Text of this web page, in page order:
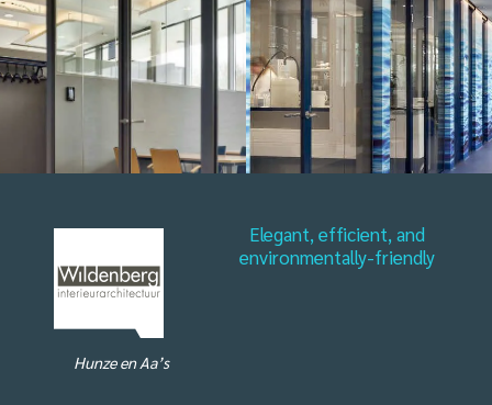
Hunze en Aa’s
Elegant, efficient, and
environmentally-friendly